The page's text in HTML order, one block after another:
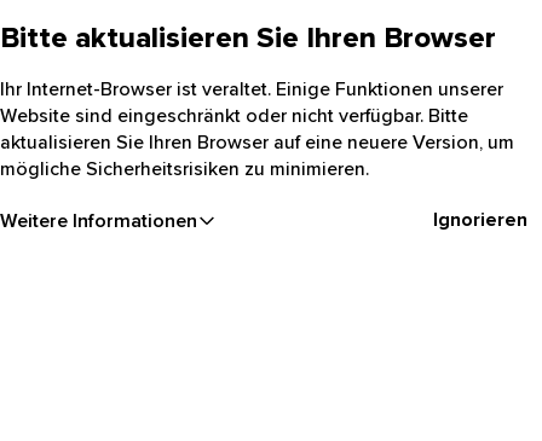
Bitte aktualisieren Sie Ihren Browser
Ihr Internet-Browser ist veraltet. Einige Funktionen unserer
Website sind eingeschränkt oder nicht verfügbar. Bitte
aktualisieren Sie Ihren Browser auf eine neuere Version, um
mögliche Sicherheitsrisiken zu minimieren.
Weitere Informationen Ignorieren